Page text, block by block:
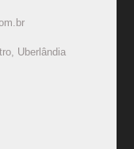
Uberlândia